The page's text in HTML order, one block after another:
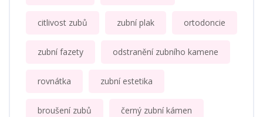
citlivost zubů zubní plak ortodoncie
zubní fazety odstranění zubního kamene
rovnátka zubní estetika
broušení zubů černý zubní kámen